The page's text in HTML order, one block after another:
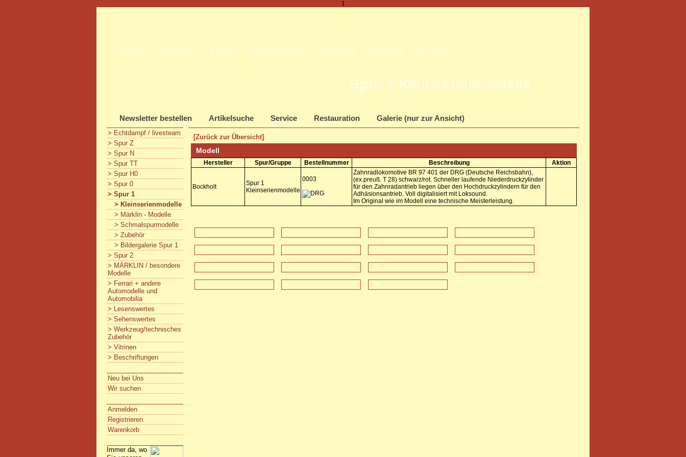
1
Startseite Unternehmen Kontakt Allgemeine Hinweise Impressum Neu bei Uns Wir suchen
Spur 1 Kleinserienmodelle
Newsletter bestellen Artikelsuche Service Restauration Galerie (nur zur Ansicht)
> Echtdampf / livesteam
> Spur Z
> Spur N
> Spur TT
> Spur H0
> Spur 0
> Spur 1
> Kleinserienmodelle
> Märklin - Modelle
> Schmalspurmodelle
> Zubehör
> Bildergalerie Spur 1
> Spur 2
> MÄRKLIN / besondere
Modelle
> Ferrari + andere
Automodelle und
Automobilia
> Lesenswertes
> Sehenswertes
> Werkzeug/technisches
Zubehör
> Vitrinen
> Beschriftungen
Neu bei Uns
Wir suchen
Anmelden
Registrieren
Warenkorb
Immer da, wo
[Zurück zur Übersicht]
Modell
Hersteller Spur/Gruppe Bestellnummer Beschreibung Aktion
Bockholt
Spur 1
Kleinserienmodelle
0003
Zahnradlokomotive BR 97 401 der DRG (Deutsche Reichsbahn),
(ex.preuß. T 28) schwarz/rot. Schneller laufende Niederdruckzylinder
für den Zahnradantrieb liegen über den Hochdruckzylindern für den
Adhäsionsantrieb. Voll digitalisiert mit Loksound.
Im Original wie im Modell eine technische Meisterleistung.